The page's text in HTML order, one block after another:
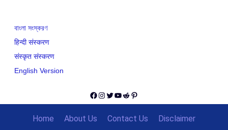
বাংলা সংস্করণ
हिन्दी संस्करण
संस्कृत संस्करण
English Version
Facebook
Instagram
Twitter
YouTube
Reddit
Pinterest
Home About Us Contact Us Disclaimer